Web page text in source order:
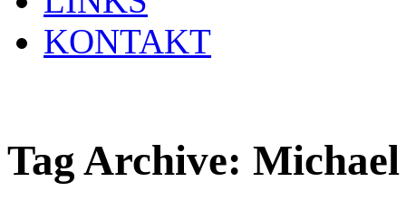
KONTAKT
Tag Archive: